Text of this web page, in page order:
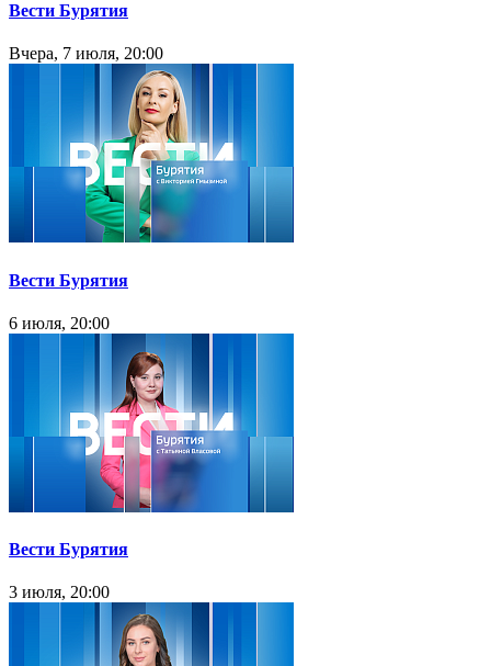
Вести Бурятия
Вчера, 7 июля, 20:00
Вести Бурятия
6 июля, 20:00
Вести Бурятия
3 июля, 20:00